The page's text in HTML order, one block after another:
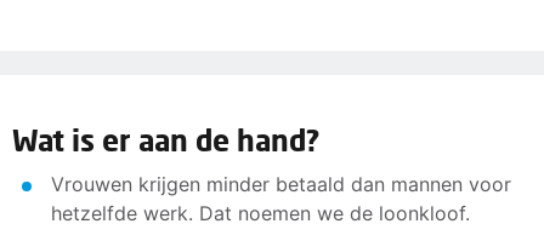
Wat is er aan de hand?
Vrouwen krijgen minder betaald dan mannen voor
hetzelfde werk. Dat noemen we de loonkloof.